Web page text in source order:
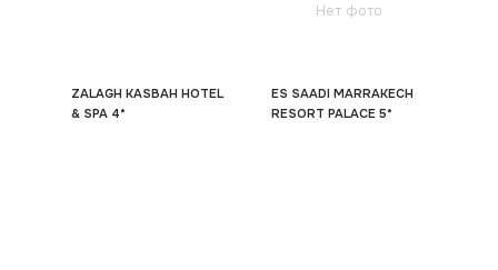
ZALAGH KASBAH HOTEL
& SPA 4*
Нет фото
ES SAADI MARRAKECH
RESORT PALACE 5*